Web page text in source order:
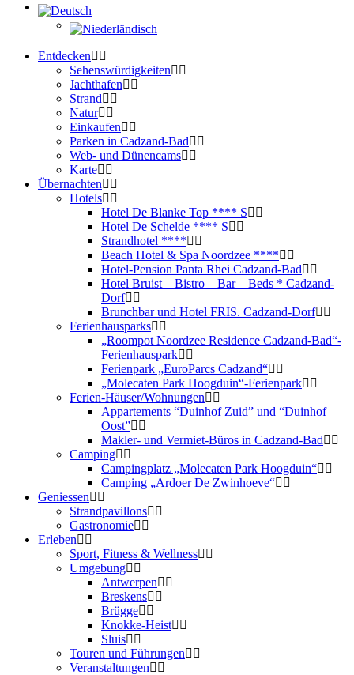
Entdecken
Sehenswürdigkeiten
Jachthafen
Strand
Natur
Einkaufen
Parken in Cadzand-Bad
Web- und Dünencams
Karte
Übernachten
Hotels
Hotel De Blanke Top **** S
Hotel De Schelde **** S
Strandhotel ****
Beach Hotel & Spa Noordzee ****
Hotel-Pension Panta Rhei Cadzand-Bad
Hotel Bruist – Bistro – Bar – Beds * Cadzand-
Dorf
Brunchbar und Hotel FRIS. Cadzand-Dorf
Ferienhausparks
„Roompot Noordzee Residence Cadzand-Bad“-
Ferienhauspark
Ferienpark „EuroParcs Cadzand“
„Molecaten Park Hoogduin“-Ferienpark
Ferien-Häuser/Wohnungen
Appartements “Duinhof Zuid” und “Duinhof
Oost”
Makler- und Vermiet-Büros in Cadzand-Bad
Camping
Campingplatz „Molecaten Park Hoogduin“
Camping „Ardoer De Zwinhoeve“
Geniessen
Strandpavillons
Gastronomie
Erleben
Sport, Fitness & Wellness
Umgebung
Antwerpen
Breskens
Brügge
Knokke-Heist
Sluis
Touren und Führungen
Veranstaltungen